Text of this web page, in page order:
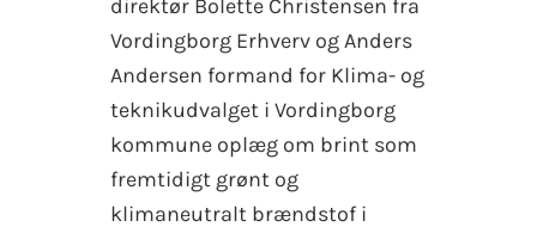
direktør Bolette Christensen fra
Vordingborg Erhverv og Anders
Andersen formand for Klima- og
teknikudvalget i Vordingborg
kommune oplæg om brint som
fremtidigt grønt og
klimaneutralt brændstof i